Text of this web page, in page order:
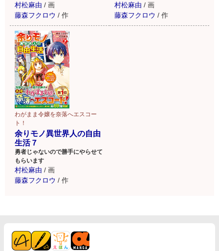
村松麻由 / 画
藤森フクロウ / 作
村松麻由 / 画
藤森フクロウ / 作
わがまま令嬢を奈落へエスコー
ト！
余りモノ異世界人の自由
生活７
勇者じゃないので勝手にやらせて
もらいます
村松麻由 / 画
藤森フクロウ / 作